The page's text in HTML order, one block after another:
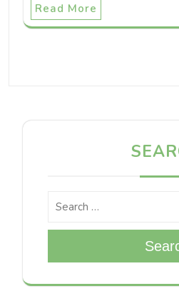
Read More